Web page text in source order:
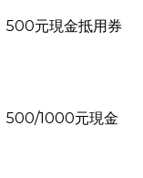
500元現金抵用券
500/1000元現金